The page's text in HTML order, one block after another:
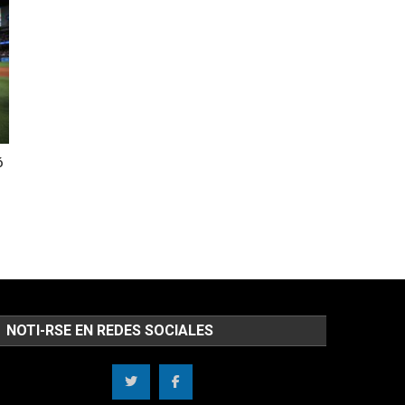
NOTI-RSE EN REDES SOCIALES